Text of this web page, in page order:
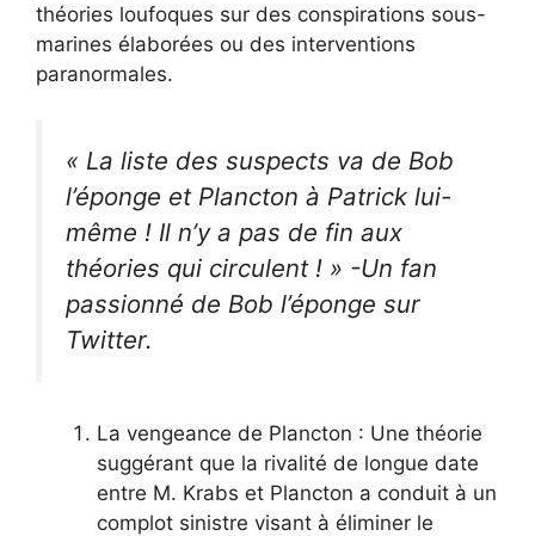
théories loufoques sur des conspirations sous-
marines élaborées ou des interventions
paranormales.
« La liste des suspects va de Bob
l’éponge et Plancton à Patrick lui-
même ! Il n’y a pas de fin aux
théories qui circulent ! » -Un fan
passionné de Bob l’éponge sur
Twitter.
La vengeance de Plancton : Une théorie
suggérant que la rivalité de longue date
entre M. Krabs et Plancton a conduit à un
complot sinistre visant à éliminer le